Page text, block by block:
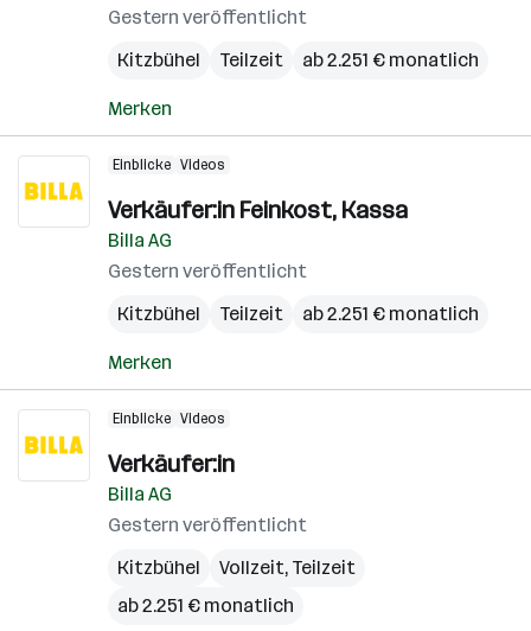
Gestern veröffentlicht
Kitzbühel
Teilzeit ab 2.251 € monatlich
Merken
Einblicke Videos
Verkäufer:in Feinkost, Kassa
Billa AG
Gestern veröffentlicht
Kitzbühel
Teilzeit ab 2.251 € monatlich
Merken
Einblicke Videos
Verkäufer:in
Billa AG
Gestern veröffentlicht
Kitzbühel
Vollzeit, Teilzeit
ab 2.251 € monatlich